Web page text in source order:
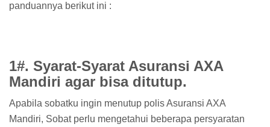
panduannya berikut ini :
1#. Syarat-Syarat Asuransi AXA
Mandiri agar bisa ditutup.
Apabila sobatku ingin menutup polis Asuransi AXA
Mandiri, Sobat perlu mengetahui beberapa persyaratan